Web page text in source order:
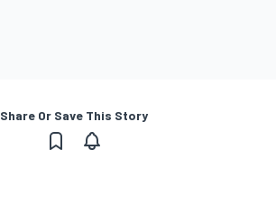
Share Or Save This Story